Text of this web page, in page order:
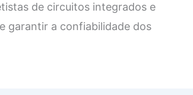
de circuitos integrados e
garantir a confiabilidade dos